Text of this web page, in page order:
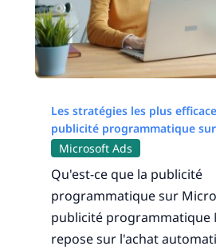
Les stratégies les plus
publicité programmatique
Microsoft Ads
Qu'est-ce que la publicité
programmatique sur
publicité programmatique
repose sur l'achat